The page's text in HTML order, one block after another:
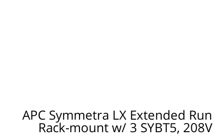
APC Symmetra LX Extended Run
Rack-mount w/ 3 SYBT5, 208V